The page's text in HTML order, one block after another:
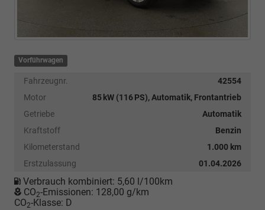
Vorführwagen
Fahrzeugnr.
42554
Motor
85 kW (116 PS), Automatik, Frontantrieb
Getriebe
Automatik
Kraftstoff
Benzin
Kilometerstand
1.000 km
Erstzulassung
01.04.2026
Verbrauch kombiniert: 5,60 l/100km
CO2-Emissionen: 128,00 g/km
CO2-Klasse: D